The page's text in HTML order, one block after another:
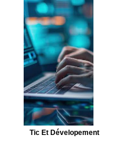
Tic Et Dévelopement